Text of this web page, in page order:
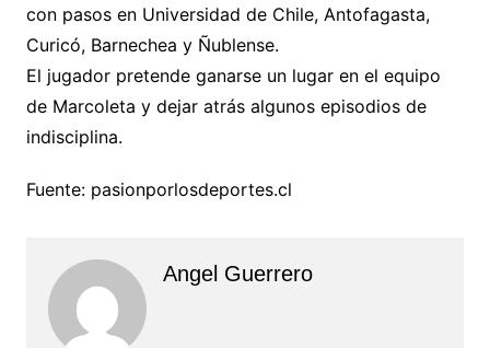
con pasos en Universidad de Chile, Antofagasta,
Curicó, Barnechea y Ñublense.
El jugador pretende ganarse un lugar en el equipo
de Marcoleta y dejar atrás algunos episodios de
indisciplina.
Fuente: pasionporlosdeportes.cl
Angel Guerrero